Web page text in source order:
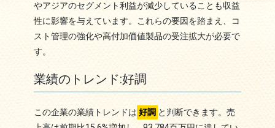
やアジアのセグメント利益が減少していることも収益
性に影響を与えています。これらの要因を踏まえ、コ
スト管理の強化や高付加価値製品の受注拡大が必要で
す。
業績のトレンド:好調
この企業の業績トレンドは 好調 と判断できます。売